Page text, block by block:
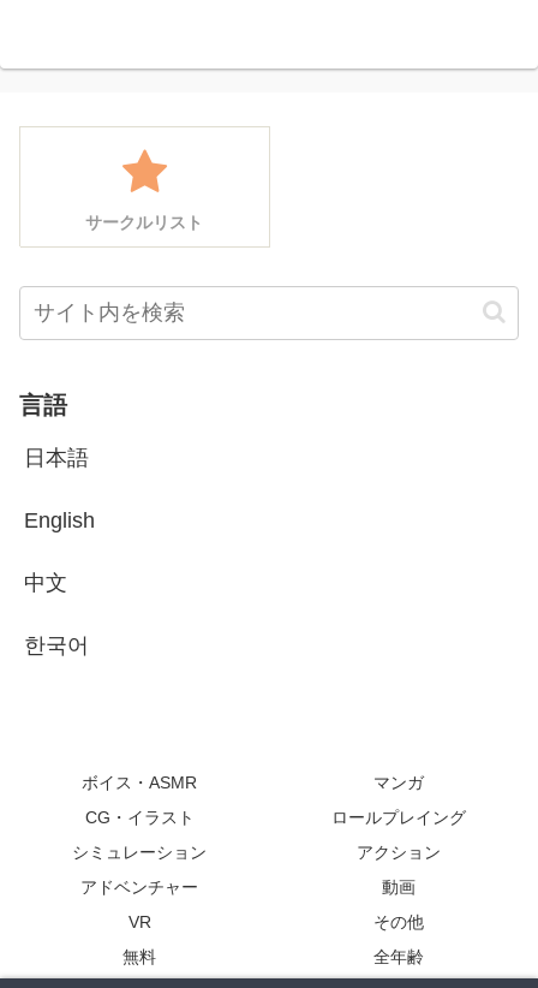
サークルリスト
言語
日本語
English
中文
한국어
ボイス・ASMR
マンガ
CG・イラスト
ロールプレイング
シミュレーション
アクション
アドベンチャー
動画
VR
その他
無料
全年齢